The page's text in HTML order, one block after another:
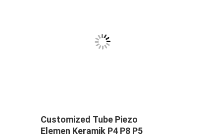
Customized Tube Piezo
Elemen Keramik P4 P8 P5